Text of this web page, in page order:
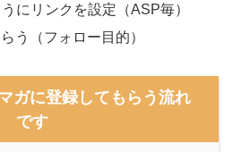
にリンクを設定（ASP毎）
う（フォロー目的）
ガに登録してもらう流れ
です